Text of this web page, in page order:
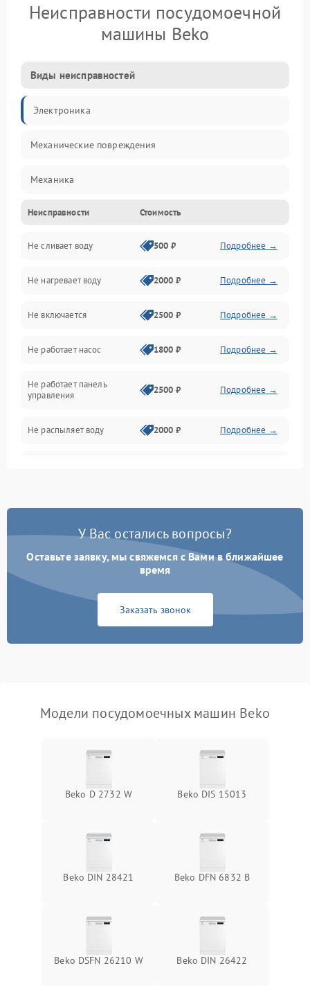
Неисправности посудомоечной
машины Beko
Виды неисправностей
Электроника
Механические повреждения
Механика
Управление
Электропитание
Датчики
Нагрев
Вода
Гигиена
Программное обеспечение
Неисправности Стоимость
Не сливает воду 500 ₽ Подробнее →
Не нагревает воду 2000 ₽ Подробнее →
Не включается 2500 ₽ Подробнее →
Не работает насос 1800 ₽ Подробнее →
Не работает панель
управления
2500 ₽ Подробнее →
Не распыляет воду 2000 ₽ Подробнее →
Проблемы с набором
Не работает сушилка 2100 ₽ Подробнее →
Сбои в работе таймера 1700 ₽
У Вас остались вопросы?
Оставьте заявку, мы свяжемся с Вами в ближайшее
время
Заказать звонок
Модели посудомоечных машин Beko
Beko D 2732 W Beko DIS 15013
Beko DIN 28421 Beko DFN 6832 B
Beko DSFN 26210 W Beko DIN 26422